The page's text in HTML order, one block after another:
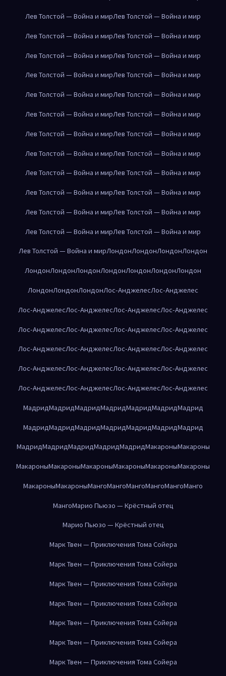
Лев Толстой — Война и мирЛев Толстой — Война и мир
Лев Толстой — Война и мирЛев Толстой — Война и мир
Лев Толстой — Война и мирЛев Толстой — Война и мир
Лев Толстой — Война и мирЛев Толстой — Война и мир
Лев Толстой — Война и мирЛев Толстой — Война и мир
Лев Толстой — Война и мирЛев Толстой — Война и мир
Лев Толстой — Война и мирЛев Толстой — Война и мир
Лев Толстой — Война и мирЛев Толстой — Война и мир
Лев Толстой — Война и мирЛев Толстой — Война и мир
Лев Толстой — Война и мирЛев Толстой — Война и мир
Лев Толстой — Война и мирЛев Толстой — Война и мир
Лев Толстой — Война и мирЛев Толстой — Война и мир
Лев Толстой — Война и мирЛондонЛондонЛондонЛондон
ЛондонЛондонЛондонЛондонЛондонЛондонЛондон
ЛондонЛондонЛондонЛос-АнджелесЛос-Анджелес
Лос-АнджелесЛос-АнджелесЛос-АнджелесЛос-Анджелес
Лос-АнджелесЛос-АнджелесЛос-АнджелесЛос-Анджелес
Лос-АнджелесЛос-АнджелесЛос-АнджелесЛос-Анджелес
Лос-АнджелесЛос-АнджелесЛос-АнджелесЛос-Анджелес
Лос-АнджелесЛос-АнджелесЛос-АнджелесЛос-Анджелес
МадридМадридМадридМадридМадридМадридМадрид
МадридМадридМадридМадридМадридМадридМадрид
МадридМадридМадридМадридМадридМакароныМакароны
МакароныМакароныМакароныМакароныМакароныМакароны
МакароныМакароныМангоМангоМангоМангоМангоМанго
МангоМарио Пьюзо — Крёстный отец
Марио Пьюзо — Крёстный отец
Марк Твен — Приключения Тома Сойера
Марк Твен — Приключения Тома Сойера
Марк Твен — Приключения Тома Сойера
Марк Твен — Приключения Тома Сойера
Марк Твен — Приключения Тома Сойера
Марк Твен — Приключения Тома Сойера
Марк Твен — Приключения Тома Сойера